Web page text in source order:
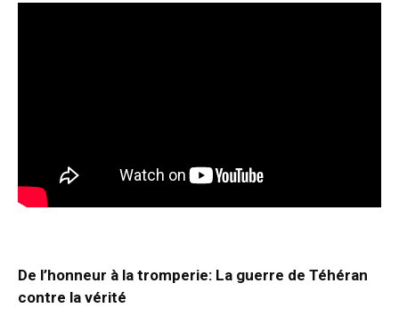
De l’honneur à la tromperie: La guerre de Téhéran
contre la vérité